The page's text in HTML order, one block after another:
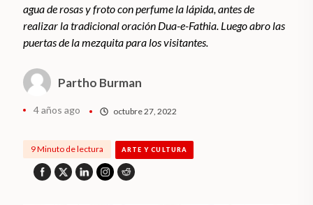
agua de rosas y froto con perfume la lápida, antes de
realizar la tradicional oración Dua-e-Fathia. Luego abro las
puertas de la mezquita para los visitantes.
Partho Burman
4 años ago octubre 27, 2022
9 Minuto de lectura ARTE Y CULTURA